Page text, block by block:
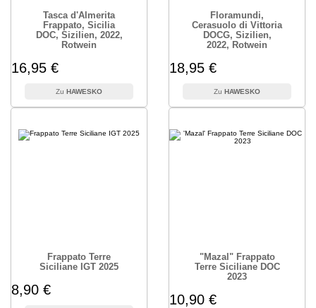
Tasca d'Almerita
Frappato, Sicilia
DOC, Sizilien, 2022,
Rotwein
16,95 €
HAWESKO
Floramundi,
Cerasuolo di Vittoria
DOCG, Sizilien,
2022, Rotwein
18,95 €
HAWESKO
Frappato Terre
Siciliane IGT 2025
8,90 €
"Mazal" Frappato
Terre Siciliane DOC
2023
10,90 €